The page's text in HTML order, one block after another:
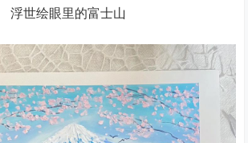
浮世绘眼里的富士山